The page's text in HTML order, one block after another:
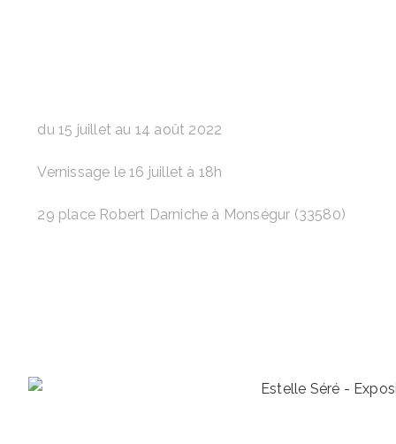
du 15 juillet au 14 août 2022
Vernissage le 16 juillet à 18h
29 place Robert Darniche à Monségur (33580)